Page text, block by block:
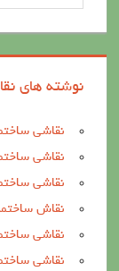
نوشته های
نقاشی
نقاشی
نقاشی
نقاش
نقاشی
نقاشی